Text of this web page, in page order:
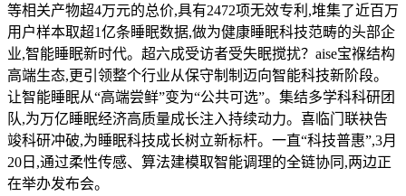
等相关产物超4万元的总价,具有2472项无效专利,堆集了近百万
用户样本取超1亿条睡眠数据,做为健康睡眠科技范畴的头部企
业,智能睡眠新时代。超六成受访者受失眠搅扰？aise宝褓结构
高端生态,更引领整个行业从保守制制迈向智能科技新阶段。
让智能睡眠从“高端尝鲜”变为“公共可选”。集结多学科科研团
队,为万亿睡眠经济高质量成长注入持续动力。喜临门联袂告
竣科研冲破,为睡眠科技成长树立新标杆。一直“科技普惠”,3月
20日,通过柔性传感、算法建模取智能调理的全链协同,两边正
在举办发布会。